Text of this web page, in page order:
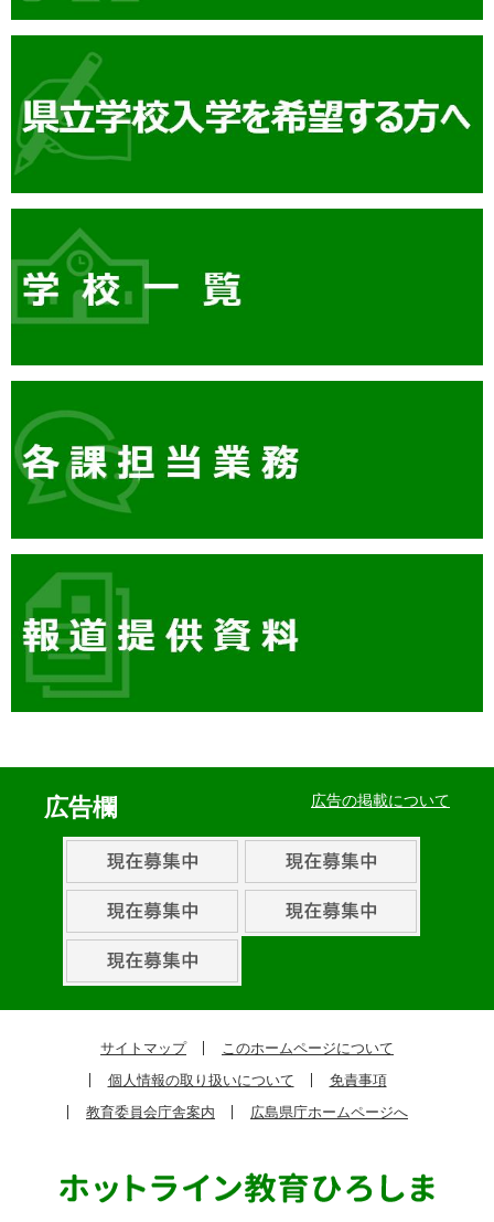
広告欄 広告の掲載について
サイトマップ
このホームページについて
個人情報の取り扱いについて
免責事項
教育委員会庁舎案内
広島県庁ホームページへ